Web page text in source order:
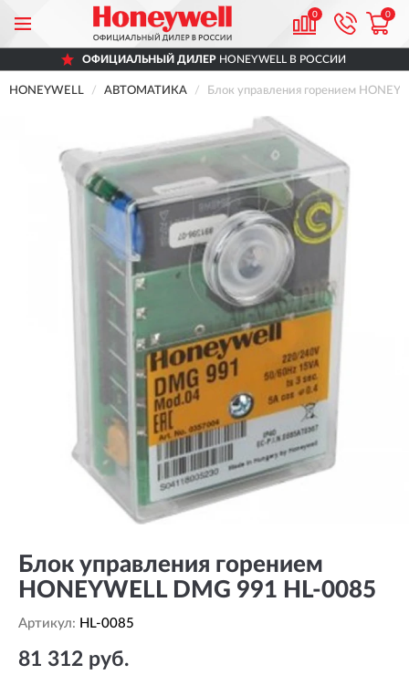
0 0
ОФИЦИАЛЬНЫЙ ДИЛЕР HONEYWELL В РОССИИ
HONEYWELL АВТОМАТИКА Блок управления горением
Блок управления горением
HONEYWELL DMG 991 HL-0085
Артикул: HL-0085
81 312 руб.